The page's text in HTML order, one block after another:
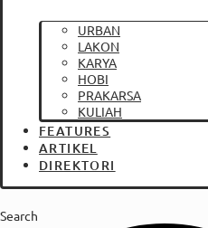
URBAN
LAKON
KARYA
HOBI
PRAKARSA
KULIAH
FEATURES
ARTIKEL
DIREKTORI
Search